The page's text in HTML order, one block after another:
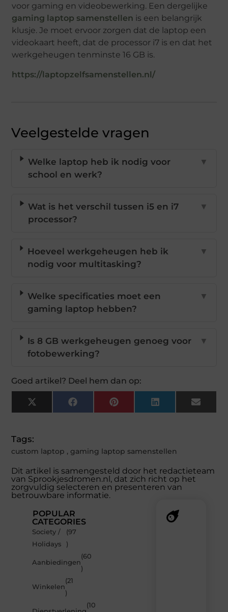
voor gaming en videobewerking. Een dergelijke
gaming laptop samenstellen is een belangrijk
klusje. Je moet ervoor zorgen dat de laptop een
videokaart heeft, dat de processor i7 is en dat het
werkgeheugen tenminste 16 GB is.
https://laptopzelfsamenstellen.nl/
Veelgestelde vragen
Welke laptop heb ik nodig voor
school en werk?
▼
Wat is het verschil tussen i5 en i7
processor?
▼
Hoeveel werkgeheugen heb ik
nodig voor multitasking?
▼
Welke specificaties moet een
gaming laptop hebben?
▼
Is 8 GB werkgeheugen genoeg voor
fotobewerking?
▼
Goed artikel? Deel hem dan op:
X
(Twitter)
FacebookPinterestLinkedInEmail
Tags:
custom laptop , gaming laptop samenstellen
Dit artikel is samengesteld door het redactieteam
van Sprookjesdromen.nl, dat zich richt op het
zorgvuldig selecteren en presenteren van
betrouwbare informatie.
POPULAR
CATEGORIES
Society /
Holidays
(97
)
Aanbiedingen
(60
)
Winkelen
(21
)
(10